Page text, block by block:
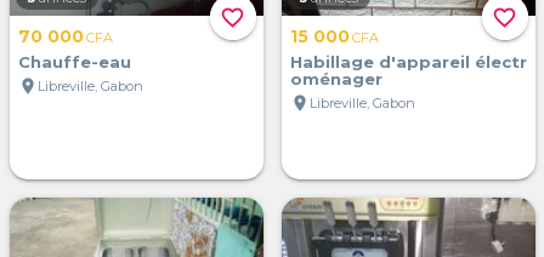
favorite_border
70 000CFA
Chauffe-eau
location_on Libreville, Gabon
favorite_border
15 000CFA
Habillage d'appareil électr
oménager
location_on Libreville, Gabon